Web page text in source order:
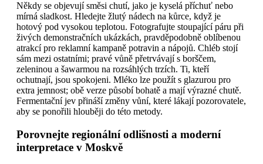
Někdy se objevují směsi chutí, jako je kyselá příchuť nebo
mírná sladkost. Hledejte žlutý nádech na kůrce, když je
hotový pod vysokou teplotou. Fotografujte stoupající páru při
živých demonstračních ukázkách, pravděpodobně oblíbenou
atrakcí pro reklamní kampaně potravin a nápojů. Chléb stojí
sám mezi ostatními; pravé vůně přetrvávají s borščem,
zeleninou a šawarmou na rozsáhlých trzích. Ti, kteří
ochutnají, jsou spokojeni. Mléko lze použít s glazurou pro
extra jemnost; obě verze působí bohatě a mají výrazné chutě.
Fermentační jev přináší změny vůní, které lákají pozorovatele,
aby se ponořili hlouběji do této metody.
Porovnejte regionální odlišnosti a moderní
interpretace v Moskvě